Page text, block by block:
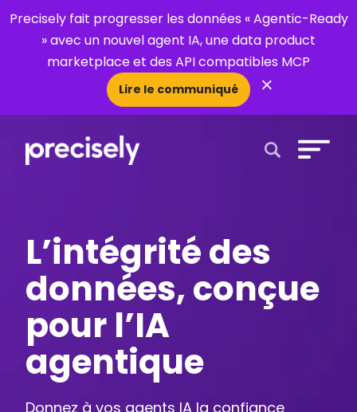
Precisely fait progresser les données « Agentic-Ready
» avec un nouvel agent IA, une data product
marketplace et des API compatibles MCP
Lire le communiqué ×
L’intégrité des
données, conçue
pour l’IA
agentique
Donnez à vos agents IA la confiance